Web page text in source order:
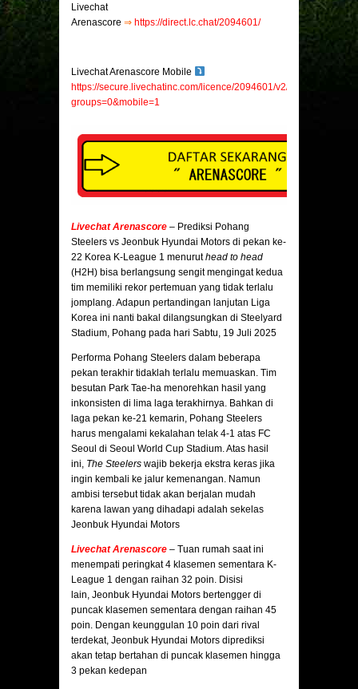
Livechat
Arenascore ⇒ https://direct.lc.chat/2094601/
Livechat Arenascore Mobile
https://secure.livechatinc.com/licence/2094601/v2/open_chat.cgi?
groups=0&mobile=1
Livechat Arenascore – Prediksi Pohang
Steelers vs Jeonbuk Hyundai Motors di pekan ke-
22 Korea K-League 1 menuruthead to head
(H2H) bisa berlangsung sengit mengingat kedua
tim memiliki rekor pertemuan yang tidak terlalu
jomplang. Adapun pertandingan lanjutan Liga
Korea ini nanti bakal dilangsungkan di Steelyard
Stadium, Pohang pada hari Sabtu, 19 Juli 2025
Performa Pohang Steelers dalam beberapa
pekan terakhir tidaklah terlalu memuaskan. Tim
besutan Park Tae-ha menorehkan hasil yang
inkonsisten di lima laga terakhirnya. Bahkan di
laga pekan ke-21 kemarin, Pohang Steelers
harus mengalami kekalahan telak 4-1 atas FC
Seoul di Seoul World Cup Stadium. Atas hasil
ini, The Steelers wajib bekerja ekstra keras jika
ingin kembali ke jalur kemenangan. Namun
ambisi tersebut tidak akan berjalan mudah
karena lawan yang dihadapi adalah sekelas
Jeonbuk Hyundai Motors
Livechat Arenascore – Tuan rumah saat ini
menempati peringkat 4 klasemen sementara K-
League 1 dengan raihan 32 poin. Disisi
lain, Jeonbuk Hyundai Motors bertengger di
puncak klasemen sementara dengan raihan 45
poin. Dengan keunggulan 10 poin dari rival
terdekat, Jeonbuk Hyundai Motors diprediksi
akan tetap bertahan di puncak klasemen hingga
3 pekan kedepan